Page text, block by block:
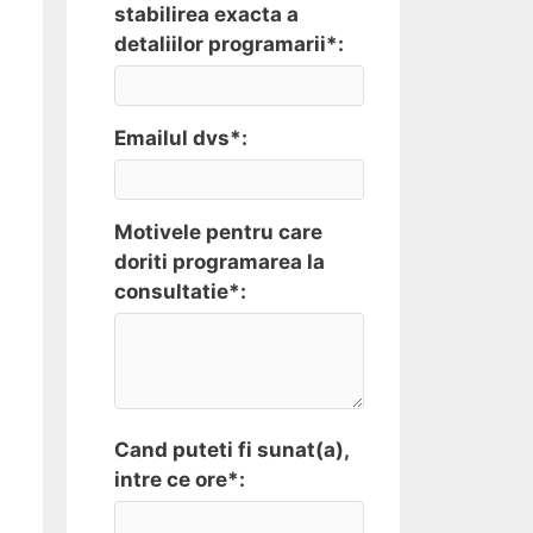
stabilirea exacta a
detaliilor programarii*:
Emailul dvs*:
Motivele pentru care
doriti programarea la
consultatie*:
Cand puteti fi sunat(a),
intre ce ore*: